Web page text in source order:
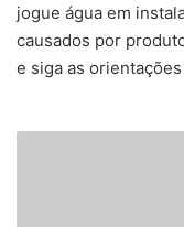
jogue água em
causados por
e siga as